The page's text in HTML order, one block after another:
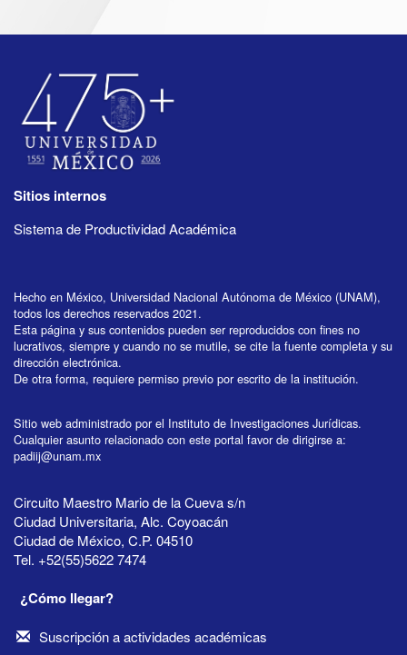
Sitios internos
Sistema de Productividad Académica
Hecho en México, Universidad Nacional Autónoma de México (UNAM),
todos los derechos reservados 2021.
Esta página y sus contenidos pueden ser reproducidos con fines no
lucrativos, siempre y cuando no se mutile, se cite la fuente completa y su
dirección electrónica.
De otra forma, requiere permiso previo por escrito de la institución.
Sitio web administrado por el Instituto de Investigaciones Jurídicas.
Cualquier asunto relacionado con este portal favor de dirigirse a:
padiij@unam.mx
Circuito Maestro Mario de la Cueva s/n
Ciudad Universitaria, Alc. Coyoacán
Ciudad de México, C.P. 04510
Tel. +52(55)5622 7474
¿Cómo llegar?
Suscripción a actividades académicas